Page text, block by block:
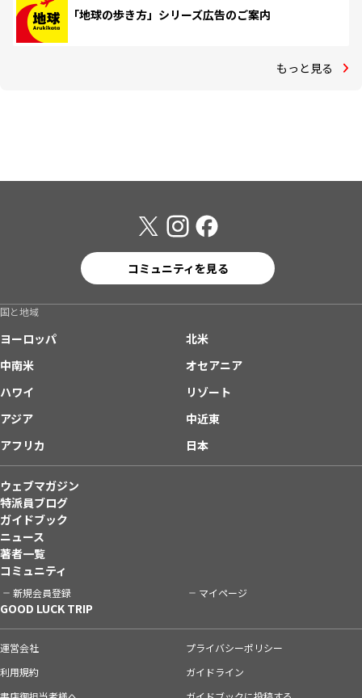
「地球の歩き方」シリーズ広告のご案内
もっと見る
コミュニティを見る
国と地域
ヨーロッパ
北米
中南米
オセアニア
ハワイ
リゾート
アジア
中近東
アフリカ
日本
ウェブマガジン
特派員ブログ
ガイドブック
ニュース
著者一覧
コミュニティ
新規会員登録 マイページ
GOOD LUCK TRIP
運営会社
プライバシーポリシー
利用規約
ガイドライン